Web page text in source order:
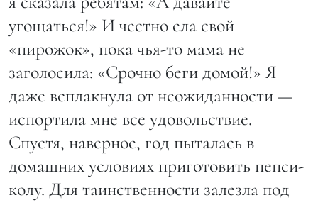
угощаться!» И честно ела свой
«пирожок», пока чья-то мама не
заголосила: «Срочно беги домой!» Я
даже всплакнула от неожиданности —
испортила мне все удовольствие.
Спустя, наверное, год пыталась в
домашних условиях приготовить пепси-
колу. Для таинственности залезла под